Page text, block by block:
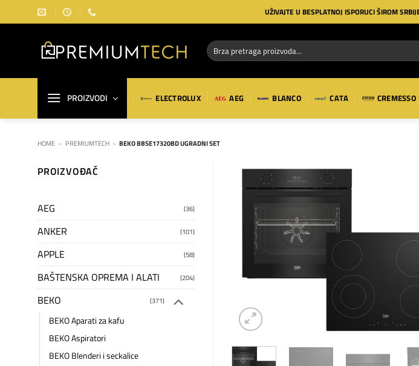
na
UŽIVAJTE U BESPLATNOJ ISPORUCI ŠIROM
Pretraga
za:
PROIZVODI ELECTROLUX AEG BLANCO CATA CREMESSO
HOME » PREMIUMTECH » BEKO BBSE17320BD UGRADNI SET
PROIZVOĐAČ
AEG (36)
ANKER (101)
APPLE (58)
BAŠTENSKA OPREMA I ALATI (204)
BEKO (371)
BEKO Aparati za kafu
BEKO Aspiratori
BEKO Blenderi i seckalice